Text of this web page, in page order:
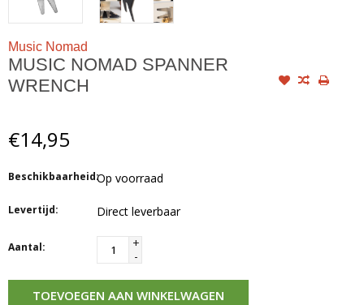
Music Nomad
MUSIC NOMAD SPANNER
WRENCH
€14,95
Beschikbaarheid:Op voorraad
Levertijd: Direct leverbaar
Aantal:
+
-
TOEVOEGEN AAN WINKELWAGEN